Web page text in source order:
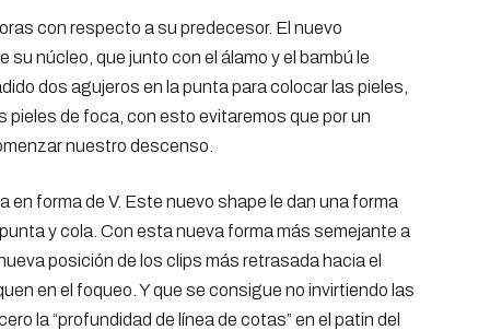
con respecto a su predecesor. El nuevo
núcleo, que junto con el álamo y el bambú le
dos agujeros en la punta para colocar las pieles,
de foca, con esto evitaremos que por un
nuestro descenso.
forma de V. Este nuevo shape le dan una forma
y cola. Con esta nueva forma más semejante a
posición de los clips más retrasada hacia el
en el foqueo. Y que se consigue no invirtiendo las
la “profundidad de línea de cotas” en el patin del